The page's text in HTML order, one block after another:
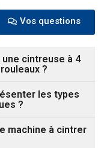
Vos questions
cintreuse à 4
?
les types
?
machine à cintrer